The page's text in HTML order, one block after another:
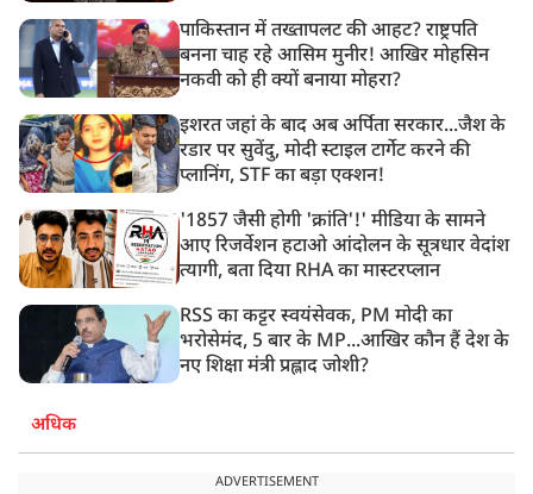
पाकिस्तान में तख्तापलट की आहट? राष्ट्रपति
बनना चाह रहे आसिम मुनीर! आखिर मोहसिन
नकवी को ही क्यों बनाया मोहरा?
इशरत जहां के बाद अब अर्पिता सरकार...जैश के
रडार पर सुवेंदु, मोदी स्टाइल टार्गेट करने की
प्लानिंग, STF का बड़ा एक्शन!
'1857 जैसी होगी 'क्रांति'!' मीडिया के सामने
आए रिजर्वेशन हटाओ आंदोलन के सूत्रधार वेदांश
त्यागी, बता दिया RHA का मास्टरप्लान
RSS का कट्टर स्वयंसेवक, PM मोदी का
भरोसेमंद, 5 बार के MP...आखिर कौन हैं देश के
नए शिक्षा मंत्री प्रह्लाद जोशी?
अधिक
ADVERTISEMENT